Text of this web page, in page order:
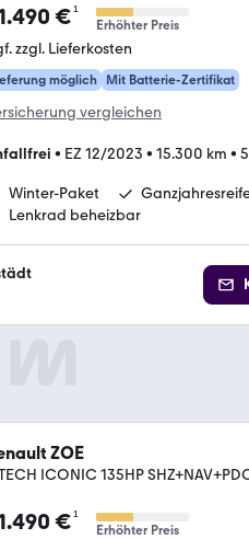
€¹
Erhöhter Preis
zzgl. Lieferkosten
möglich Mit Batterie-Zertifikat
vergleichen
• EZ 12/2023 • 15.300 km •
Winter-Paket
Lenkrad beheizbar
ZOE
ICONIC 135HP
€¹
Erhöhter Preis